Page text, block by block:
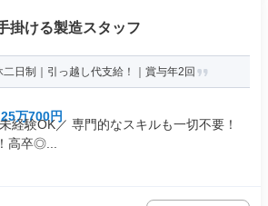
掛ける製造スタッフ
日制｜引っ越し代支給！｜賞与年2回
万700円
経験OK／ 専門的なスキルも一切不要！
高卒◎...